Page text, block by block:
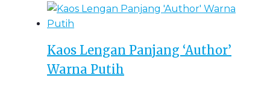
Kaos Lengan Panjang ‘Author’
Warna Putih